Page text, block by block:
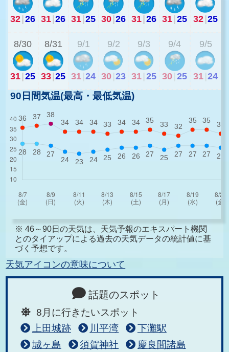
32|26 31|26 31|25 30|26 31|26 31|25 32|25
8/30
31|25
8/31
33|25
9/1
31 24
9/2
30 23
9/3
31 25
9/4
30 25
9/5
31 24
90日間気温(最高・最低気温)
※ 46～90日の天気は、天気予報のエキスパート機関
とのタイアップによる過去の天気データの統計値に基
づく予想です。
天気アイコンの意味について
話題のスポット
8月に行きたいスポット
上田城跡
川平湾
下灘駅
城ヶ島
須賀神社
慶良間諸島